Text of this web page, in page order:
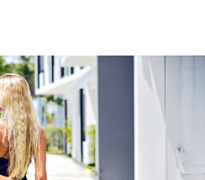
Literatur